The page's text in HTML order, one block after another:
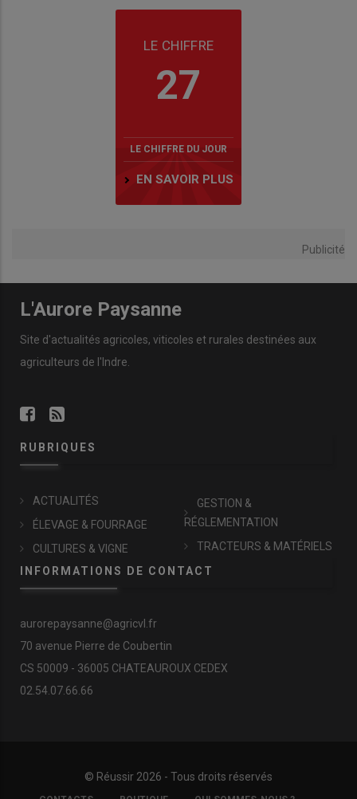
LE CHIFFRE
27
LE CHIFFRE DU JOUR
EN SAVOIR PLUS
Publicité
L'Aurore Paysanne
Site d'actualités agricoles, viticoles et rurales destinées aux
agriculteurs de l'Indre.
RUBRIQUES
ACTUALITÉS
ÉLEVAGE & FOURRAGE
CULTURES & VIGNE
GESTION &
RÉGLEMENTATION
TRACTEURS & MATÉRIELS
INFORMATIONS DE CONTACT
aurorepaysanne@agricvl.fr
70 avenue Pierre de Coubertin
CS 50009 - 36005 CHATEAUROUX CEDEX
02.54.07.66.66
© Réussir 2026 - Tous droits réservés
FOOTER